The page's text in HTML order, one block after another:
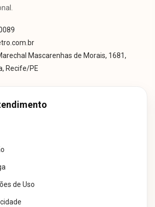
Mascarenhas de Morais, 1681,
Recife/PE
de Uso